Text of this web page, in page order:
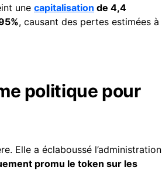
une capitalisation de 4,4
, causant des pertes estimées à
politique pour
Elle a éclaboussé l’administration
promu le token sur les